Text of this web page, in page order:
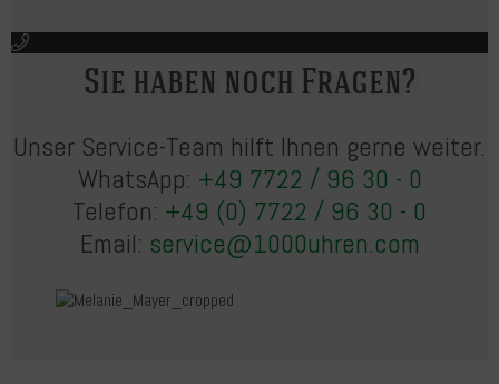
Sie haben noch Fragen?
Unser Service-Team hilft Ihnen gerne weiter.
WhatsApp: +49 7722 / 96 30 - 0
Telefon: +49 (0) 7722 / 96 30 - 0
Email: service@1000uhren.com